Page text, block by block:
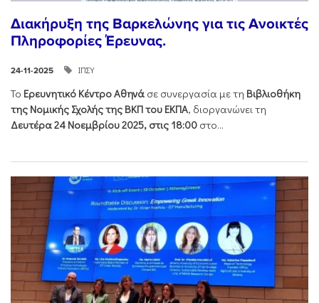
Διακήρυξη της Βαρκελώνης για τις Ανοικτές
Πληροφορίες Έρευνας.
24-11-2025 ΙΠΣΥ
Το Ερευνητικό Κέντρο Αθηνά σε συνεργασία με τη Βιβλιοθήκη
της Νομικής Σχολής της ΒΚΠ του ΕΚΠΑ, διοργανώνει τη
Δευτέρα 24 Νοεμβρίου 2025, στις 18:00 στο...